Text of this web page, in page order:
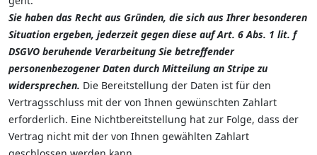
Sie haben das Recht aus Gründen, die sich aus Ihrer besonderen
Situation ergeben, jederzeit gegen diese auf Art. 6 Abs. 1 lit. f
DSGVO beruhende Verarbeitung Sie betreffender
personenbezogener Daten durch Mitteilung an Stripe zu
widersprechen. Die Bereitstellung der Daten ist für den
Vertragsschluss mit der von Ihnen gewünschten Zahlart
erforderlich. Eine Nichtbereitstellung hat zur Folge, dass der
Vertrag nicht mit der von Ihnen gewählten Zahlart